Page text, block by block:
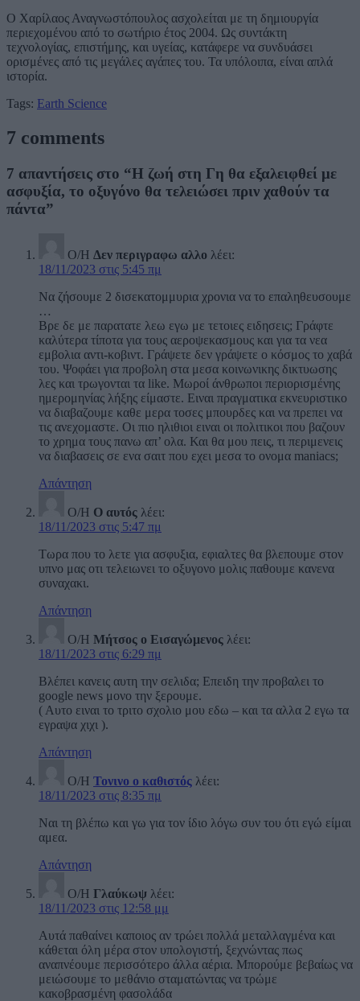
Ο Χαρίλαος Αναγνωστόπουλος ασχολείται με τη δημιουργία
περιεχομένου από το σωτήριο έτος 2004. Ως συντάκτη
τεχνολογίας, επιστήμης, και υγείας, κατάφερε να συνδυάσει
ορισμένες από τις μεγάλες αγάπες του. Τα υπόλοιπα, είναι απλά
ιστορία.
Tags: Earth Science
7 comments
7 απαντήσεις στο “Η ζωή στη Γη θα εξαλειφθεί με
ασφυξία, το οξυγόνο θα τελειώσει πριν χαθούν τα
πάντα”
Ο/Η Δεν περιγραφω αλλο λέει:
18/11/2023 στις 5:45 πμ
Να ζήσουμε 2 δισεκατομμυρια χρονια να το επαληθευσουμε
…
Βρε δε με παρατατε λεω εγω με τετοιες ειδησεις; Γράφτε
καλύτερα τίποτα για τους αεροψεκασμους και για τα νεα
εμβολια αντι-κοβιντ. Γράψετε δεν γράψετε ο κόσμος το χαβά
του. Ψοφάει για προβολη στα μεσα κοινωνικης δικτυωσης
λες και τρωγονται τα like. Μωροί άνθρωποι περιορισμένης
ημερομηνίας λήξης είμαστε. Ειναι πραγματικα εκνευριστικο
να διαβαζουμε καθε μερα τοσες μπουρδες και να πρεπει να
τις ανεχομαστε. Οι πιο ηλιθιοι ειναι οι πολιτικοι που βαζουν
το χρημα τους πανω απ’ ολα. Και θα μου πεις, τι περιμενεις
να διαβασεις σε ενα σαιτ που εχει μεσα το ονομα maniacs;
Απάντηση
Ο/Η Ο αυτός λέει:
18/11/2023 στις 5:47 πμ
Τωρα που το λετε για ασφυξια, εφιαλτες θα βλεπουμε στον
υπνο μας οτι τελειωνει το οξυγονο μολις παθουμε κανενα
συναχακι.
Απάντηση
Ο/Η Μήτσος ο Εισαγώμενος λέει:
18/11/2023 στις 6:29 πμ
Βλέπει κανεις αυτη την σελιδα; Επειδη την προβαλει το
google news μονο την ξερουμε.
( Αυτο ειναι το τριτο σχολιο μου εδω – και τα αλλα 2 εγω τα
εγραψα χιχι ).
Απάντηση
Ο/Η Τονινο ο καθιστός λέει:
18/11/2023 στις 8:35 πμ
Ναι τη βλέπω και γω για τον ίδιο λόγω συν του ότι εγώ είμαι
αμεα.
Απάντηση
Ο/Η Γλαύκωψ λέει:
18/11/2023 στις 12:58 μμ
Αυτά παθαίνει καποιος αν τρώει πολλά μεταλλαγμένα και
κάθεται όλη μέρα στον υπολογιστή, ξεχνώντας πως
αναπνέουμε περισσότερο άλλα αέρια. Μπορούμε βεβαίως να
μειώσουμε το μεθάνιο σταματώντας να τρώμε
κακοβρασμένη φασολάδα